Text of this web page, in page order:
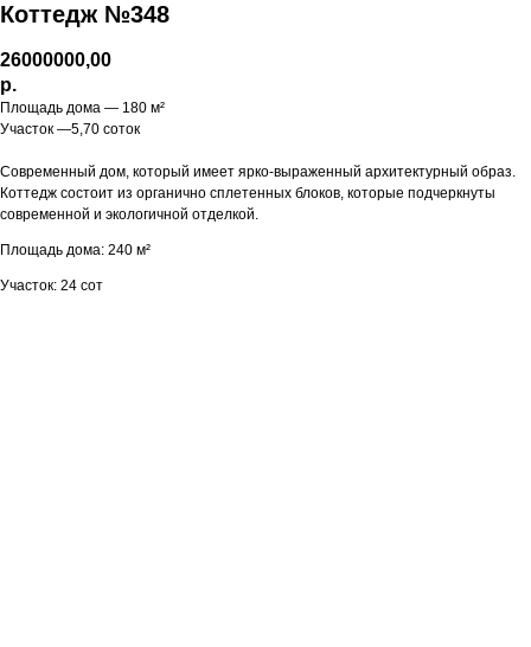
Коттедж №348
26000000,00
р.
Площадь дома — 180 м²
Участок —5,70 соток
Современный дом, который имеет ярко-выраженный архитектурный образ.
Коттедж состоит из органично сплетенных блоков, которые подчеркнуты
современной и экологичной отделкой.
Площадь дома: 240 м²
Участок: 24 сот